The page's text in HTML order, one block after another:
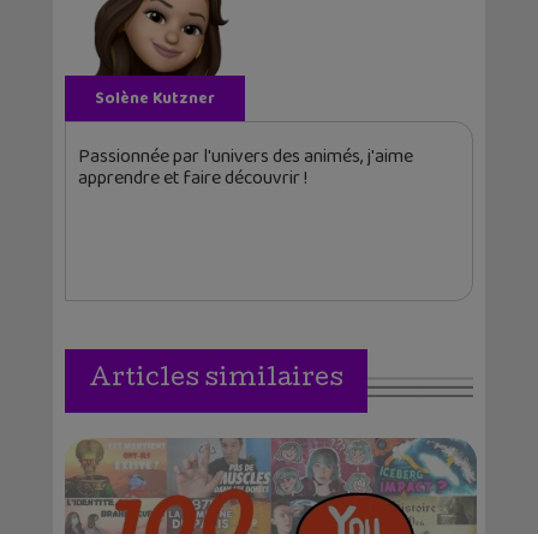
Solène Kutzner
Passionnée par l'univers des animés, j'aime
apprendre et faire découvrir !
Articles similaires